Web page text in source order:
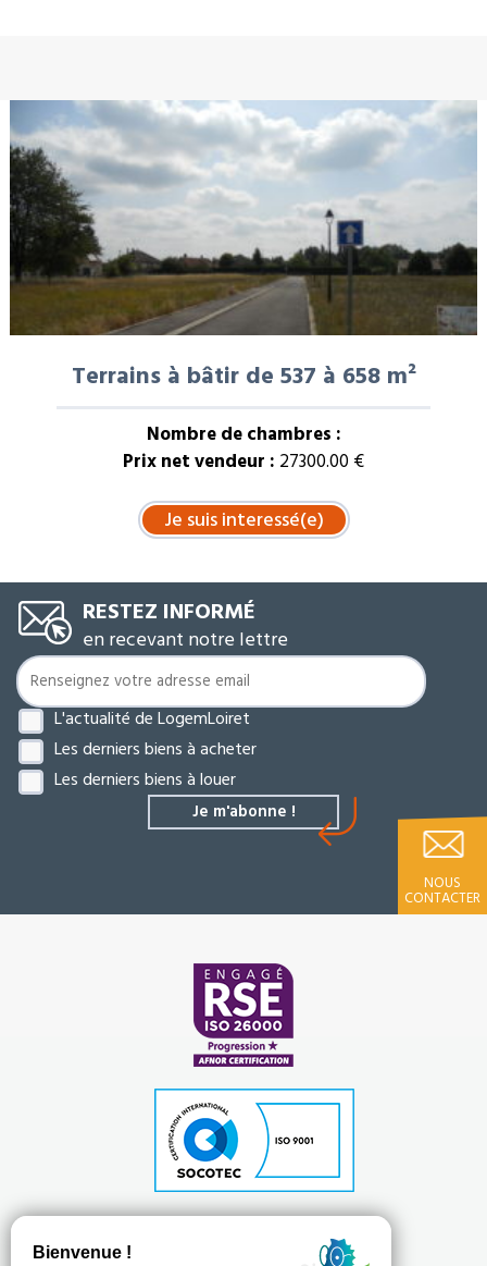
Terrains à bâtir de 537 à 658 m²
Nombre de chambres :
Prix net vendeur : 27300.00 €
RESTEZ INFORMÉ
en recevant notre lettre
L'actualité de LogemLoiret
Les derniers biens à acheter
Les derniers biens à louer
NOUS
CONTACTER
Plan du site Mentions légales